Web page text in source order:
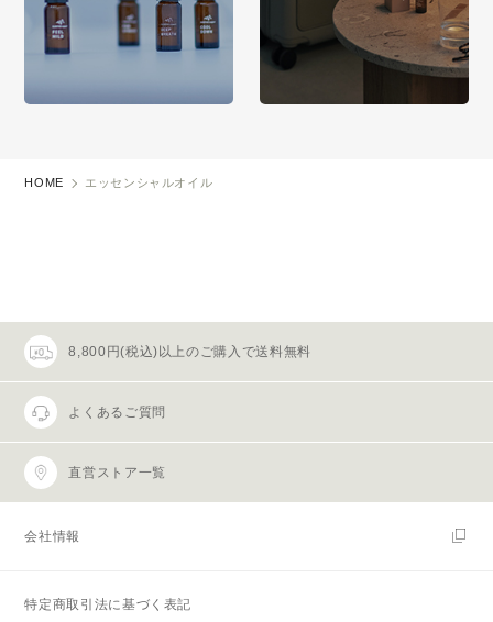
HOME エッセンシャルオイル
8,800円(税込)以上のご購入で送料無料
よくあるご質問
直営ストア一覧
会社情報
特定商取引法に基づく表記